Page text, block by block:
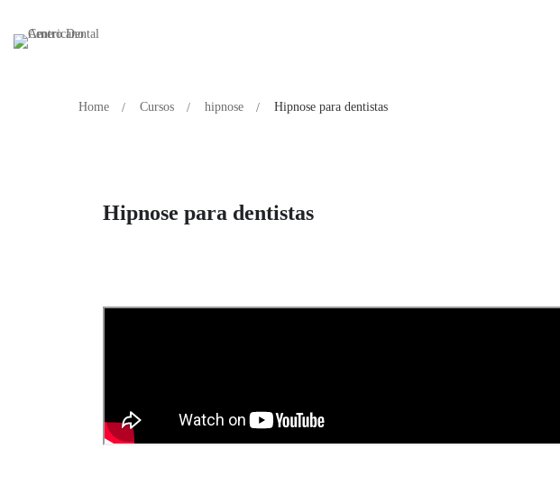
Home Cursos hipnose Hipnose para dentistas
Hipnose para dentistas